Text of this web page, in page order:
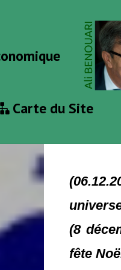
Carte du Site
(8
fête